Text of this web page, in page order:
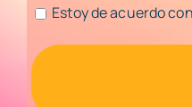
Estoy de acuerdo